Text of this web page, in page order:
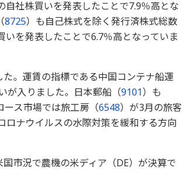
社株買いを発表したことで7.9％高とな
8725）も自己株式を除く発行済株式総数
を発表したことで6.7％高となっていま
。運賃の指標である中国コンテナ船運
が入りました。日本郵船（9101）も
ース市場では旅工房（6548）が3月の旅客
ロナウイルスの水際対策を緩和する方向
市況で農機の米ディア（DE）が決算で